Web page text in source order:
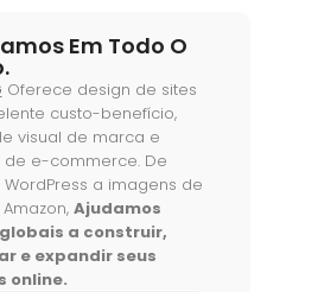
Em Todo O
Oferece design de sites
custo-benefício,
visual de marca e
de e-commerce. De
WordPress a imagens de
Ajudamos
a construir,
e expandir seus
online.